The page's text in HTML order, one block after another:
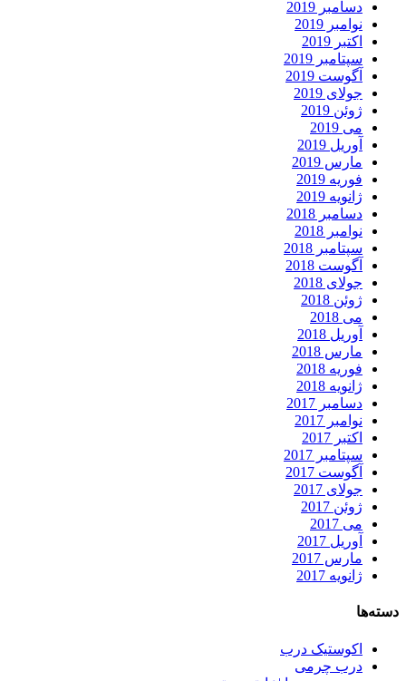
دسامبر 2019
نوامبر 2019
اکتبر 2019
سپتامبر 2019
آگوست 2019
جولای 2019
ژوئن 2019
می 2019
آوریل 2019
مارس 2019
فوریه 2019
ژانویه 2019
دسامبر 2018
نوامبر 2018
سپتامبر 2018
آگوست 2018
جولای 2018
ژوئن 2018
می 2018
آوریل 2018
مارس 2018
فوریه 2018
ژانویه 2018
دسامبر 2017
نوامبر 2017
اکتبر 2017
سپتامبر 2017
آگوست 2017
جولای 2017
ژوئن 2017
می 2017
آوریل 2017
مارس 2017
ژانویه 2017
دسته‌ها
اکوستیک درب
درب چرمی